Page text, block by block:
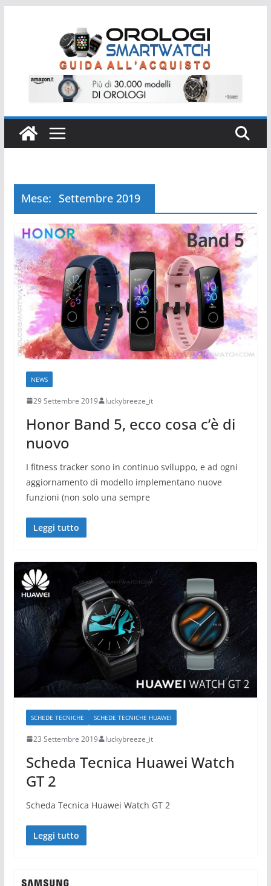
Mese: Settembre 2019
NEWS
29 Settembre 2019 luckybreeze_it
Honor Band 5, ecco cosa c’è di
nuovo
I fitness tracker sono in continuo sviluppo, e ad ogni
aggiornamento di modello implementano nuove
funzioni (non solo una sempre
Leggi tutto
SCHEDE TECNICHE SCHEDE TECNICHE HUAWEI
23 Settembre 2019 luckybreeze_it
Scheda Tecnica Huawei Watch
GT 2
Scheda Tecnica Huawei Watch GT 2
Leggi tutto